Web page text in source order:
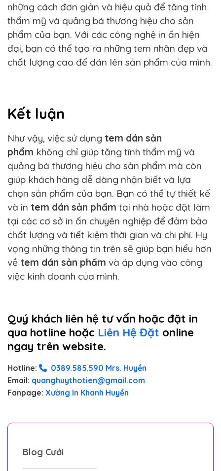
những cách đơn giản và hiệu quả để tăng tính
thẩm mỹ và quảng bá thương hiệu cho sản
phẩm của bạn. Với các công nghệ in ấn hiện
đại, bạn có thể tạo ra những tem nhãn đẹp và
chất lượng cao để dán lên sản phẩm của mình.
Kết luận
Như vậy, việc sử dụng tem dán sản
phẩm không chỉ giúp tăng tính thẩm mỹ và
quảng bá thương hiệu cho sản phẩm mà còn
giúp khách hàng dễ dàng nhận biết và lựa
chọn sản phẩm của bạn. Bạn có thể tự thiết kế
và in tem dán sản phẩm tại nhà hoặc đặt làm
tại các cơ sở in ấn chuyên nghiệp để đảm bảo
chất lượng và tiết kiệm thời gian và chi phí. Hy
vọng những thông tin trên sẽ giúp bạn hiểu hơn
về tem dán sản phẩm và áp dụng vào công
việc kinh doanh của mình.
Quý khách liên hệ tư vấn hoặc đặt in
qua hotline hoặc Liên Hệ Đặt online
ngay trên website.
Hotline:
0389.585.590 Mrs. Huyền
Email: quanghuythotien@gmail.com
Fanpage: Xưởng In Khanh Huyền
Blog Cưới